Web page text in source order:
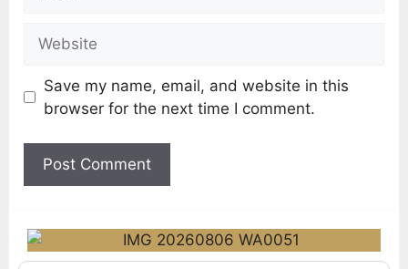
Save my name, email, and website in this
browser for the next time I comment.